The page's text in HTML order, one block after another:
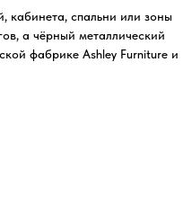
кабинета, спальни или зоны
а чёрный металлический
фабрике Ashley Furniture и